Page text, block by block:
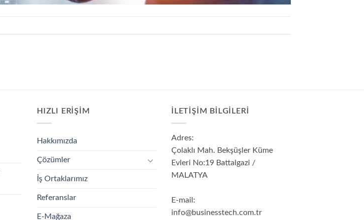
HIZLI ERIŞIM
Hakkımızda
Çözümler
İş Ortaklarımız
Referanslar
E-Mağaza
İLETIŞIM BILGILERI
Adres:
Çolaklı Mah. Bekşüşler Küme
Evleri No:19 Battalgazi /
MALATYA
E-mail:
info@businesstech.com.tr